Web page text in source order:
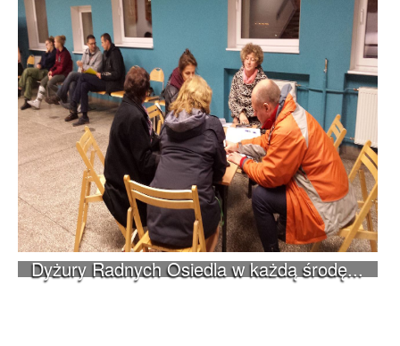
Dyżury Radnych Osiedla w każdą środę...